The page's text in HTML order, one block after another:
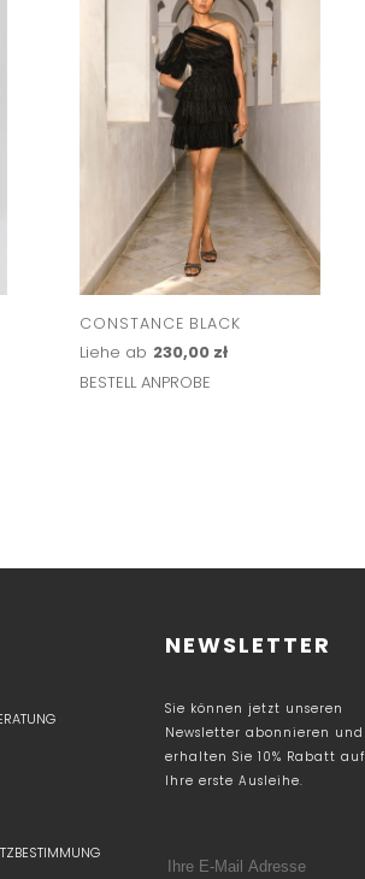
CONSTANCE BLACK
Liehe ab 230,00 zł
BESTELL ANPROBE
NEWSLETTER
Sie können jetzt unseren
Newsletter abonnieren und
erhalten Sie 10% Rabatt auf
Ihre erste Ausleihe.